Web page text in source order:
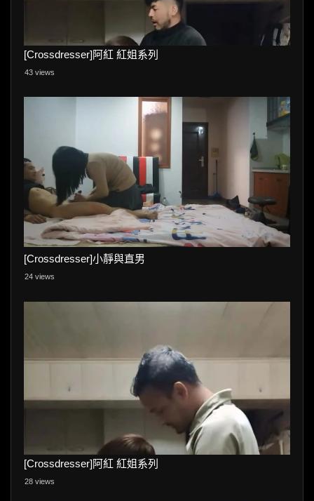
[Crossdresser]阿紅 紅姐系列
43 views
[Crossdresser]小靜與直男
24 views
[Crossdresser]阿紅 紅姐系列
28 views